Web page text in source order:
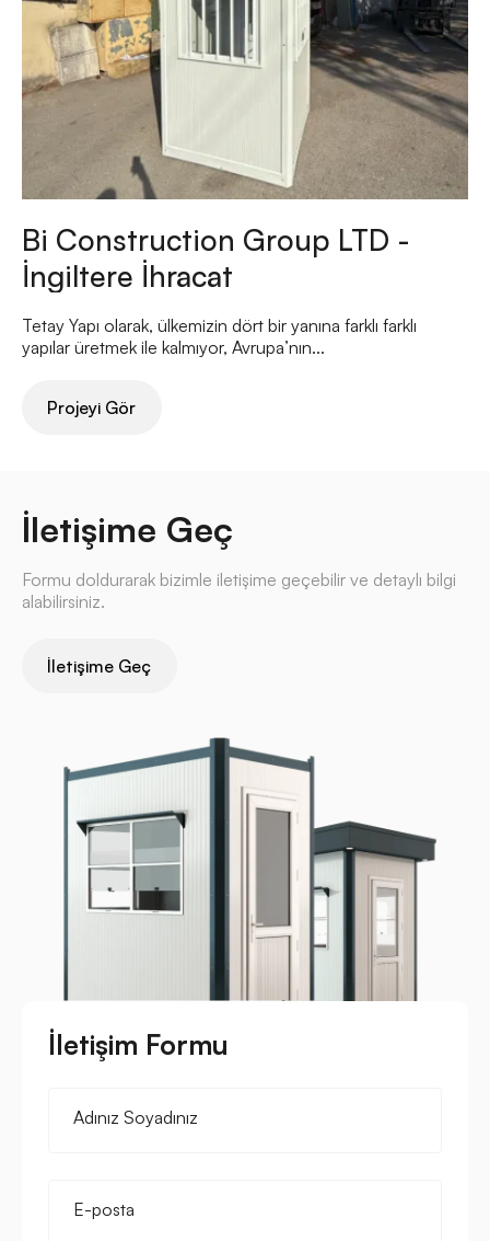
Bi Construction Group LTD -
İngiltere İhracat
Tetay Yapı olarak, ülkemizin dört bir yanına farklı farklı
yapılar üretmek ile kalmıyor, Avrupa’nın...
Projeyi Gör
İletişime Geç
Formu doldurarak bizimle iletişime geçebilir ve detaylı bilgi
alabilirsiniz.
İletişime Geç
İletişim Formu
Adınız Soyadınız
E-posta